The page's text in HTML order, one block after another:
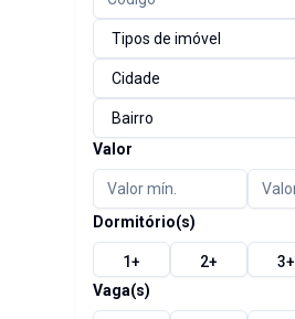
Tipos de imóvel
Cidade
Bairro
Valor
Dormitório(s)
1+ 2+ 3+
Vaga(s)